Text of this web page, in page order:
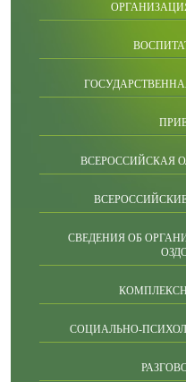
ВСЕРОССИЙСКАЯ
СВЕДЕНИЯ ОБ
СОЦИАЛЬНО-